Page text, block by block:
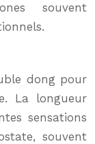
souvent
dong pour
La longueur
sensations
souvent